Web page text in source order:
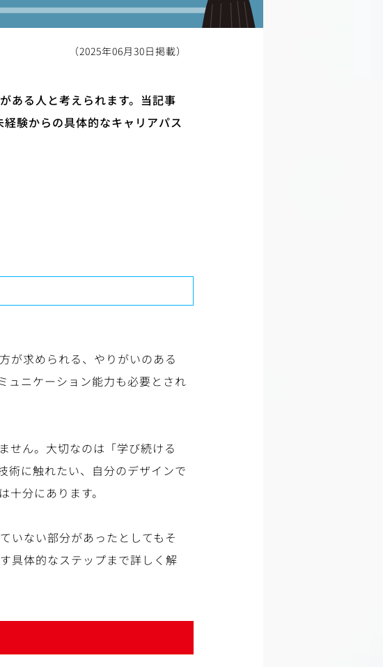
（2025年06月30日掲載）
ある人と考えられます。当記事
験からの具体的なキャリアパス
が求められる、やりがいのある
ュニケーション能力も必要とされ
せん。大切なのは「学び続ける
術に触れたい、自分のデザインで
分にあります。
いない部分があったとしてもそ
具体的なステップまで詳しく解